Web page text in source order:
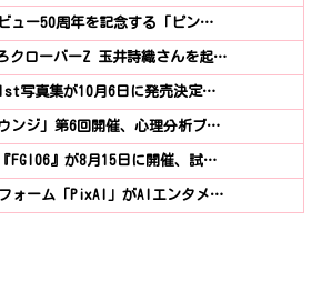
ュー50周年を記念する「ピン…
ろクローバーZ 玉井詩織さんを起…
写真集が10月6日に発売決定…
ンジ」第6回開催、心理分析ブ…
FGI06』が8月15日に開催、試…
ォーム「PixAI」がAIエンタメ…